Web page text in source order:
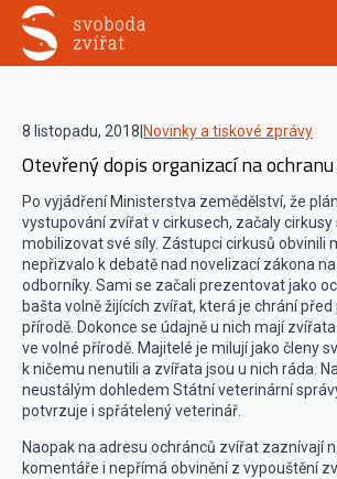
8 listopadu, 2018 Novinky a tiskové zprávy
Otevřený dopis organizací na
Po vyjádření Ministerstva zemědělství, že
vystupování zvířat v cirkusech, začaly
mobilizovat své síly. Zástupci cirkusů obvinili
nepřizvalo k debatě nad novelizací zákona
odborníky. Sami se začali prezentovat jako
bašta volně žijících zvířat, která je chrání
přírodě. Dokonce se údajně u nich mají
ve volné přírodě. Majitelé je milují jako členy
k ničemu nenutili a zvířata jsou u nich ráda.
neustálým dohledem Státní veterinární
potvrzuje i spřátelený veterinář.
Naopak na adresu ochránců zvířat zaznívají
komentáře i nepřímá obvinění z vypouštění